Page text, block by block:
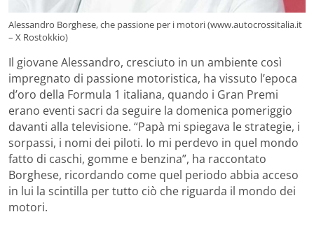
Alessandro Borghese, che passione per i motori (www.autocrossitalia.it
– X Rostokkio)
Il giovane Alessandro, cresciuto in un ambiente così
impregnato di passione motoristica, ha vissuto l’epoca
d’oro della Formula 1 italiana, quando i Gran Premi
erano eventi sacri da seguire la domenica pomeriggio
davanti alla televisione. “Papà mi spiegava le strategie, i
sorpassi, i nomi dei piloti. Io mi perdevo in quel mondo
fatto di caschi, gomme e benzina”, ha raccontato
Borghese, ricordando come quel periodo abbia acceso
in lui la scintilla per tutto ciò che riguarda il mondo dei
motori.